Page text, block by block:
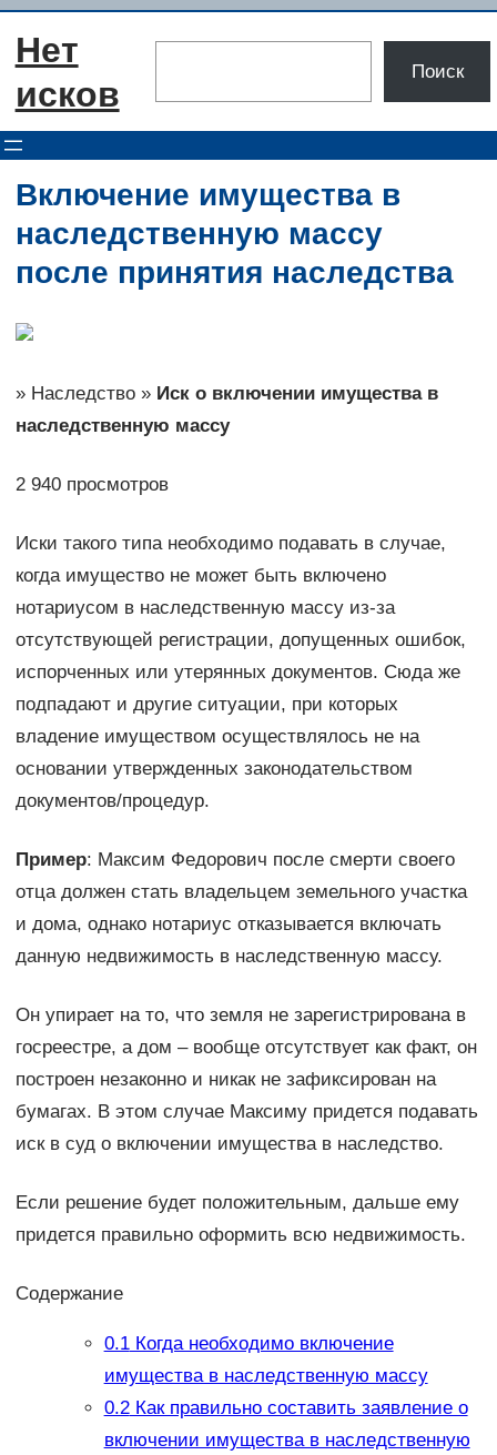
Перейти
Нет
исков
Поиск
Включение имущества в
наследственную массу
после принятия наследства
» Наследство » Иск о включении имущества в
наследственную массу
2 940 просмотров
Иски такого типа необходимо подавать в случае,
когда имущество не может быть включено
нотариусом в наследственную массу из-за
отсутствующей регистрации, допущенных ошибок,
испорченных или утерянных документов. Сюда же
подпадают и другие ситуации, при которых
владение имуществом осуществлялось не на
основании утвержденных законодательством
документов/процедур.
Пример: Максим Федорович после смерти своего
отца должен стать владельцем земельного участка
и дома, однако нотариус отказывается включать
данную недвижимость в наследственную массу.
Он упирает на то, что земля не зарегистрирована в
госреестре, а дом – вообще отсутствует как факт, он
построен незаконно и никак не зафиксирован на
бумагах. В этом случае Максиму придется подавать
иск в суд о включении имущества в наследство.
Если решение будет положительным, дальше ему
придется правильно оформить всю недвижимость.
Содержание
0.1Когда необходимо включение
имущества в наследственную массу
0.2Как правильно составить заявление о
включении имущества в наследственную